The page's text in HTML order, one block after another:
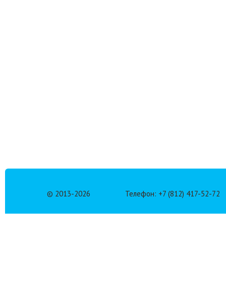
© 2013-2026 Телефон: +7 (812) 417-52-72